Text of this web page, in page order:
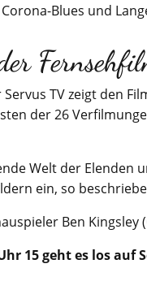
Blues und
TV zeigt den
der 26
Welt der Elenden
ein, so
Ben Kingsley
15 geht es los